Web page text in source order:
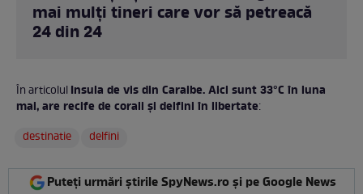
mai mulți tineri care vor să petreacă
24 din 24
În articolulInsula de vis din Caraibe. Aici sunt 33°C în luna
mai, are recife de corali și delfini în libertate:
destinatie
delfini
Puteți urmări știrile SpyNews.ro și pe Google News